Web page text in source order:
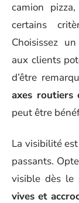
camion
certains
Choisissez
aux clients
d’être
axes routiers
peut être
La visibilité
passants.
visible dès le
vives et